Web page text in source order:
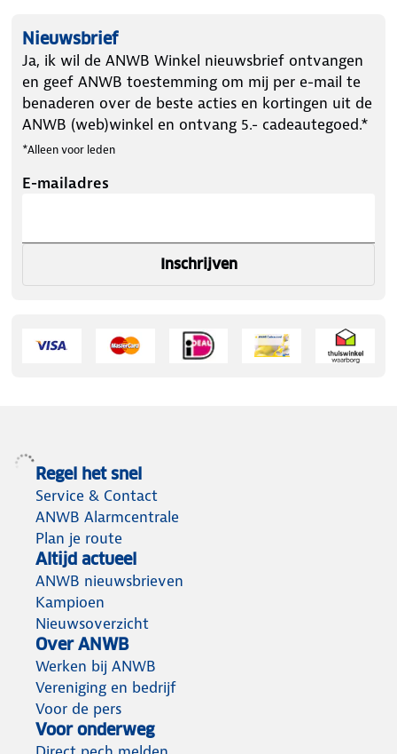
Nieuwsbrief
Ja, ik wil de ANWB Winkel nieuwsbrief ontvangen
en geef ANWB toestemming om mij per e-mail te
benaderen over de beste acties en kortingen uit de
ANWB (web)winkel en ontvang 5.- cadeautegoed.*
*Alleen voor leden
E-mailadres
Inschrijven
Regel het snel
Service & Contact
ANWB Alarmcentrale
Plan je route
Altijd actueel
ANWB nieuwsbrieven
Kampioen
Nieuwsoverzicht
Over ANWB
Werken bij ANWB
Vereniging en bedrijf
Voor de pers
Voor onderweg